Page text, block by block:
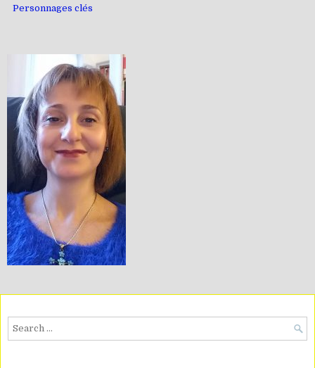
Personnages clés
Search
for: